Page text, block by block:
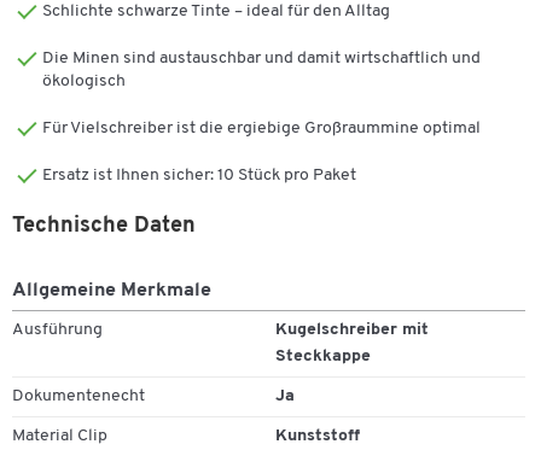
Schlichte schwarze Tinte – ideal für den Alltag
Die Minen sind austauschbar und damit wirtschaftlich und
ökologisch
Für Vielschreiber ist die ergiebige Großraummine optimal
Ersatz ist Ihnen sicher: 10 Stück pro Paket
Technische Daten
Allgemeine Merkmale
Ausführung
Kugelschreiber mit
Steckkappe
Dokumentenecht Ja
Material Clip Kunststoff